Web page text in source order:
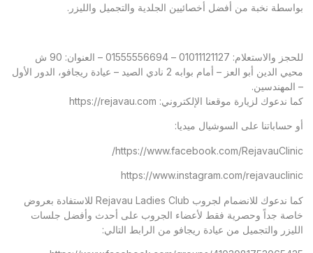
بواسطة نخبة من أفضل أخصائيين الجلدية والتجميل والليزر.
للحجز والاستعلام: 01011121127 – 01555556694 – العنوان: 90 ش
محيي الدين أبو العز – أمام بوابه 2 نادي الصيد – عيادة ريجافو، الدور الأول
– المهندسين.
كما ندعوك لزيارة موقعنا الإلكتروني: https://rejavau.com
أو حساباتنا على السوشيال ميديا:
https://www.facebook.com/RejavauClinic/
https://www.instagram.com/rejavauclinic
كما ندعوك للانضمام لجروب Rejavau Ladies Club للاستفادة بعروض
خاصة جداً وحصرية فقط لأعضاء الجروب على أحدث وأفضل جلسات
الليزر والتجميل من عيادة ريجافو من الرابط التالي: